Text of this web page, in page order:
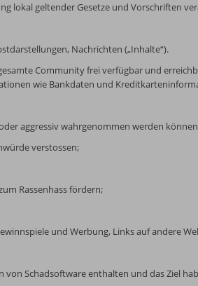
lokal geltender Gesetze und Vorschriften
Nachrichten („Inhalte“).
Community frei verfügbar und
wie Bankdaten und
aggressiv wahrgenommen werden
verstossen;
Rassenhass fördern;
und Werbung, Links auf andere
Schadsoftware enthalten und das Ziel